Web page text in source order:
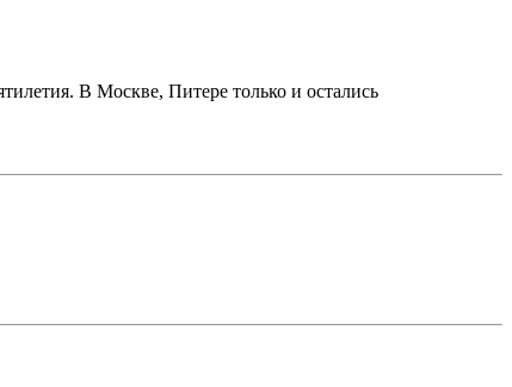
В Москве, Питере только и остались